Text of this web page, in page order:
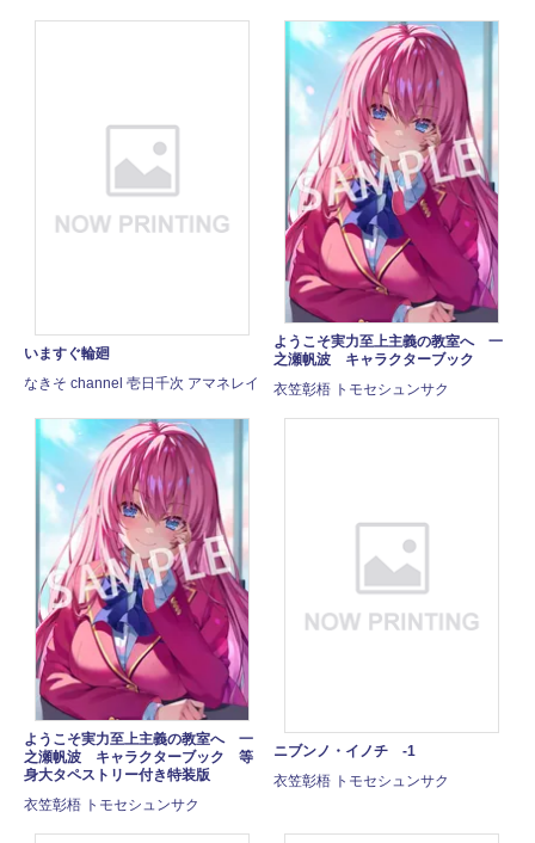
いますぐ輪廻
なきそ channel 壱日千次 アマネレイ
ようこそ実力至上主義の教室へ 一
之瀬帆波 キャラクターブック
衣笠彰梧 トモセシュンサク
ようこそ実力至上主義の教室へ 一
之瀬帆波 キャラクターブック 等
身大タペストリー付き特装版
衣笠彰梧 トモセシュンサク
ニブンノ・イノチ -1
衣笠彰梧 トモセシュンサク